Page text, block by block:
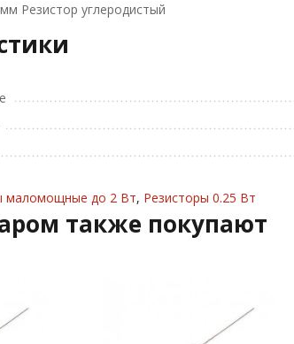
Резистор углеродистый
маломощные до 2 Вт, Резисторы 0.25 Вт
также покупают